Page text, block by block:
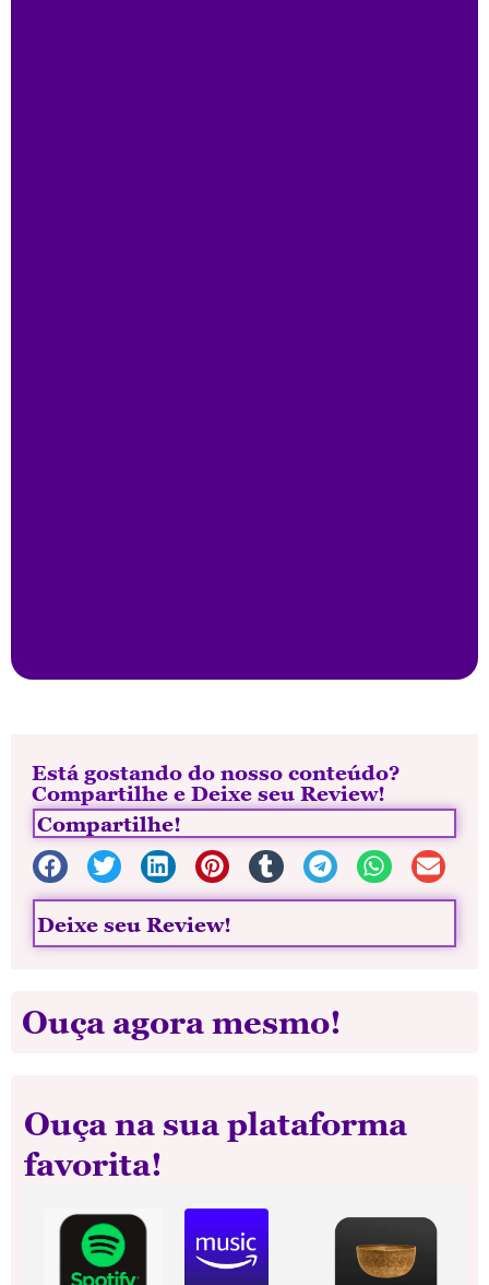
Está gostando do nosso conteúdo?
Compartilhe e Deixe seu Review!
Compartilhe!
Deixe seu Review!
Ouça agora mesmo!
Ouça na sua plataforma
favorita!